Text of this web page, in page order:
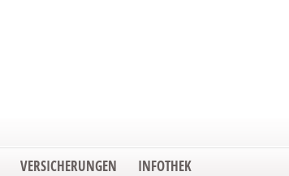
VERSICHERUNGEN INFOTHEK